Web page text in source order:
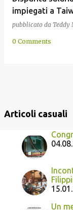
impiegati a
pubblicato da Teddy
0 Comments
Articoli casuali
Un